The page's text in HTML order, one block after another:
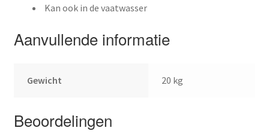
Kan ook in de vaatwasser
Aanvullende informatie
Gewicht 20 kg
Beoordelingen